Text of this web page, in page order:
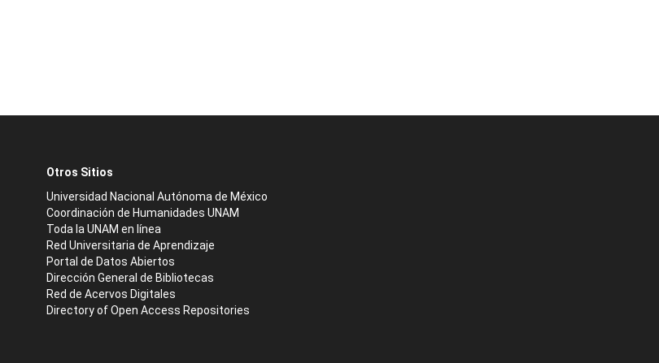
Otros Sitios
Universidad Nacional Autónoma de México
Coordinación de Humanidades UNAM
Toda la UNAM en línea
Red Universitaria de Aprendizaje
Portal de Datos Abiertos
Dirección General de Bibliotecas
Red de Acervos Digitales
Directory of Open Access Repositories